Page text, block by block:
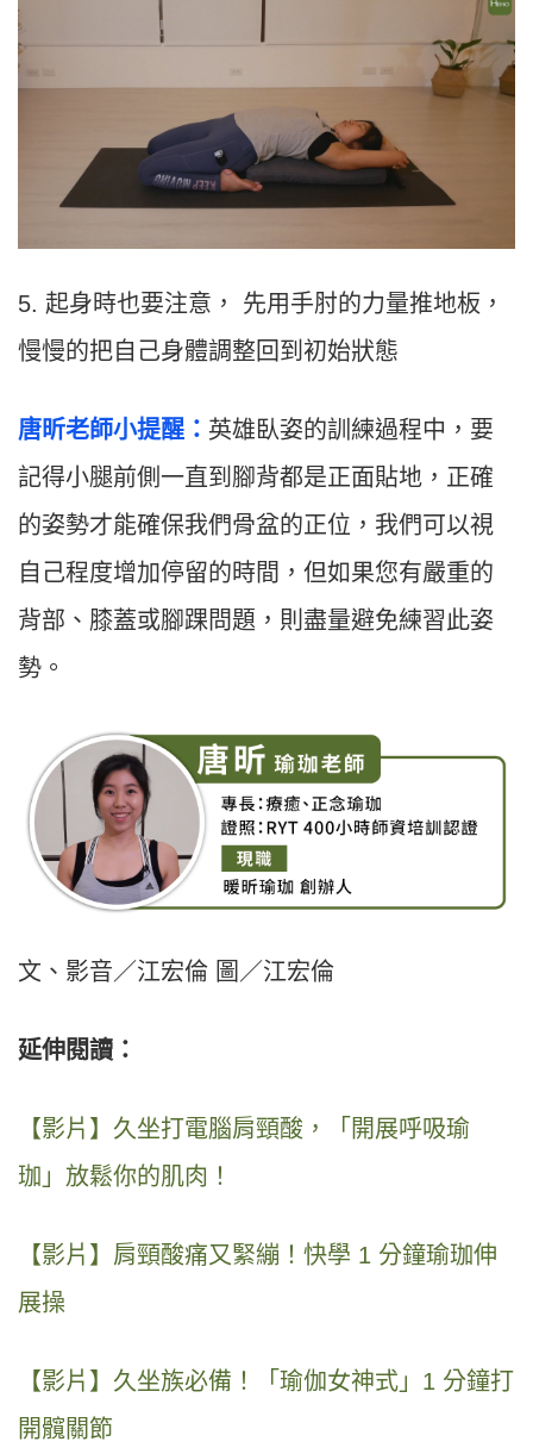
5. 起身時也要注意， 先用手肘的力量推地板，
慢慢的把自己身體調整回到初始狀態
唐昕老師小提醒： 英雄臥姿的訓練過程中，要
記得小腿前側一直到腳背都是正面貼地，正確
的姿勢才能確保我們骨盆的正位，我們可以視
自己程度增加停留的時間，但如果您有嚴重的
背部、膝蓋或腳踝問題，則盡量避免練習此姿
勢。
文、影音／江宏倫 圖／江宏倫
延伸閱讀：
【影片】久坐打電腦肩頸酸，「開展呼吸瑜
珈」放鬆你的肌肉！
【影片】肩頸酸痛又緊繃！快學 1 分鐘瑜珈伸
展操
【影片】久坐族必備！「瑜伽女神式」1 分鐘打
開髖關節